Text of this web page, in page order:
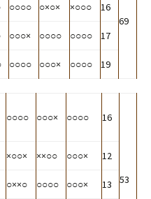
69
○○○○ ○×○× ×○○○ 16
○○○× ○○○○ ○○○○ 17
○○○○ ○○○× ○○○○ 19
○○○○ ○○○× ○○○○ 16
53
×○○× ××○○ ○○○× 12
○××○ ○○○○ ○○○× 13